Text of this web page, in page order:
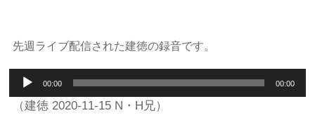
先週ライブ配信された建徳の録音です。
プ
00:00 00:00
（建徳 2020-11-15 N・H兄）